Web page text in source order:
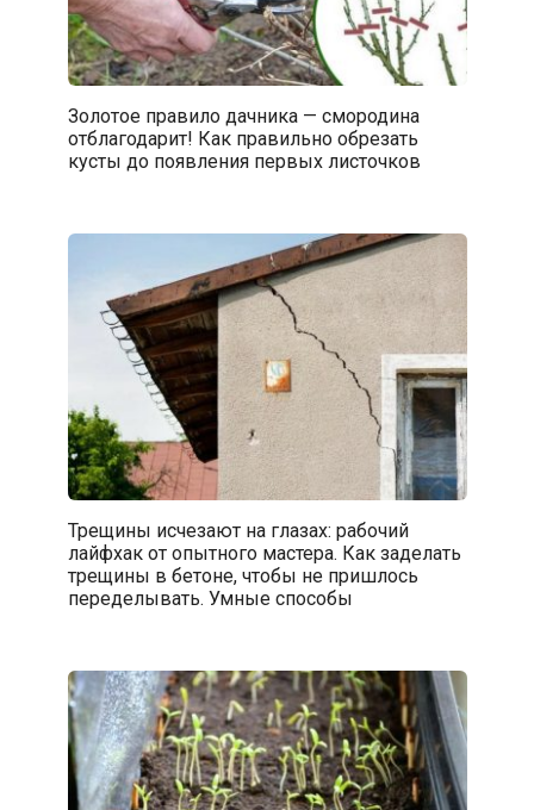
Золотое правило дачника — смородина
отблагодарит! Как правильно обрезать
кусты до появления первых листочков
Трещины исчезают на глазах: рабочий
лайфхак от опытного мастера. Как заделать
трещины в бетоне, чтобы не пришлось
переделывать. Умные способы